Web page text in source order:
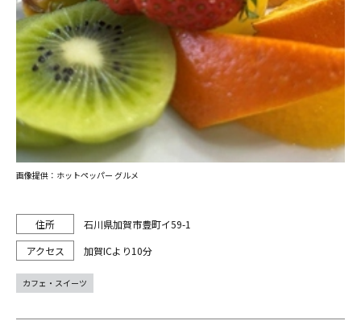
石川県加賀市豊町イ59-1
加賀ICより10分
画像提供：ホットペッパー グルメ
カフェ・スイーツ